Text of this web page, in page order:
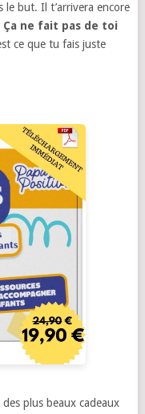
le but. Il t’arrivera encore
Ça ne fait pas de toi
ce que tu fais juste
des plus beaux cadeaux